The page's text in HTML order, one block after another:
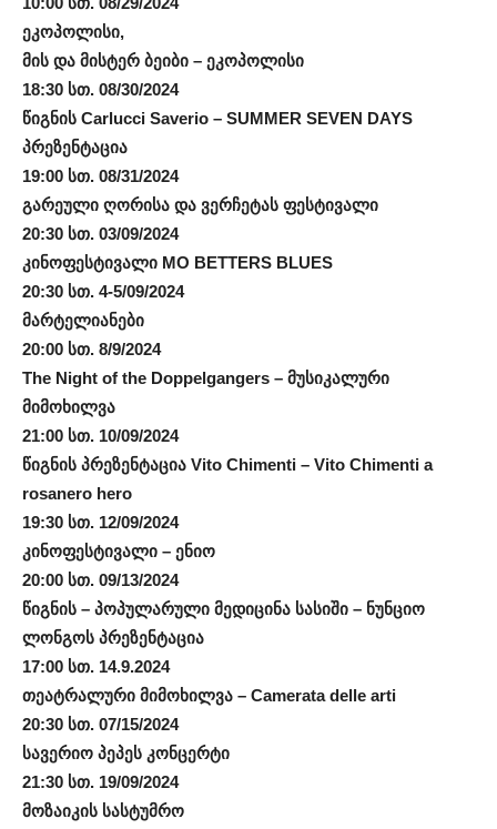
ეკოპოლისი,
მის და მისტერ ბეიბი – ეკოპოლისი
18:30 სთ. 08/30/2024
წიგნის Carlucci Saverio – SUMMER SEVEN DAYS
პრეზენტაცია
19:00 სთ. 08/31/2024
გარეული ღორისა და ვერჩეტას ფესტივალი
20:30 სთ. 03/09/2024
კინოფესტივალი MO BETTERS BLUES
20:30 სთ. 4-5/09/2024
მარტელიანები
20:00 სთ. 8/9/2024
The Night of the Doppelgangers – მუსიკალური
მიმოხილვა
21:00 სთ. 10/09/2024
წიგნის პრეზენტაცია Vito Chimenti – Vito Chimenti a
rosanero hero
19:30 სთ. 12/09/2024
კინოფესტივალი – ენიო
20:00 სთ. 09/13/2024
წიგნის – პოპულარული მედიცინა სასიში – ნუნციო
ლონგოს პრეზენტაცია
17:00 სთ. 14.9.2024
თეატრალური მიმოხილვა – Camerata delle arti
20:30 სთ. 07/15/2024
სავერიო პეპეს კონცერტი
21:30 სთ. 19/09/2024
მოზაიკის სასტუმრო